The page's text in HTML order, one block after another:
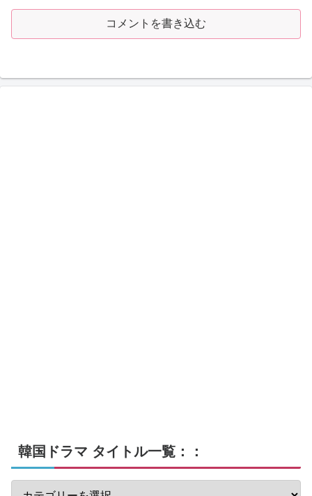
コメントを書き込む
韓国ドラマ タイトル一覧：：